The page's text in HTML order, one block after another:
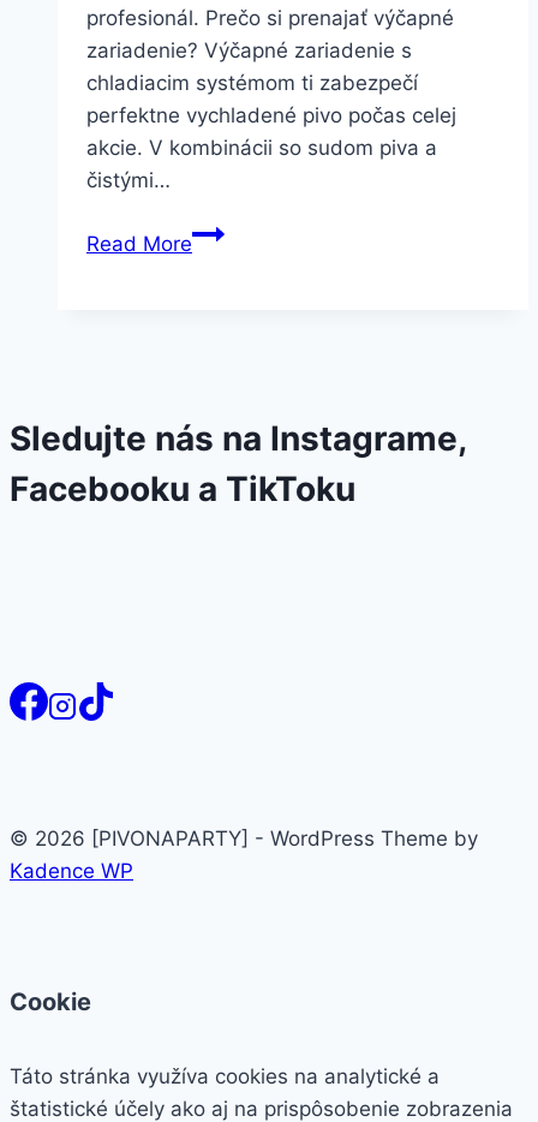
profesionál. Prečo si prenajať výčapné
zariadenie? Výčapné zariadenie s
chladiacim systémom ti zabezpečí
perfektne vychladené pivo počas celej
akcie. V kombinácii so sudom piva a
čistými…
Read MoreVýčapné
Sledujte nás na Instagrame,
Facebooku a TikToku
© 2026 [PIVONAPARTY] - WordPress Theme by
Kadence WP
Cookie
Táto stránka využíva cookies na analytické a
štatistické účely ako aj na prispôsobenie zobrazenia